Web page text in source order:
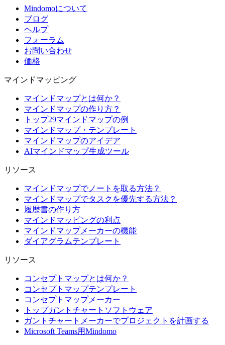
Mindomoについて
ブログ
ヘルプ
フォーラム
お問い合わせ
価格
マインドマッピング
マインドマップとは何か？
マインドマップの作り方？
トップ29マインドマップの例
マインドマップ・テンプレート
マインドマップのアイデア
AIマインドマップ生成ツール
リソース
マインドマップでノートを取る方法？
マインドマップでタスクを優先する方法？
履歴書の作り方
マインドマッピングの利点
マインドマップメーカーの機能
ダイアグラムテンプレート
リソース
コンセプトマップとは何か？
コンセプトマップテンプレート
コンセプトマップメーカー
トップガントチャートソフトウェア
ガントチャートメーカーでプロジェクトを計画する
Microsoft Teams用Mindomo